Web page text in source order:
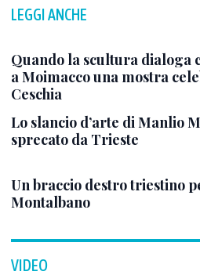
LEGGI ANCHE
Quando la scultura dialoga
a Moimacco una mostra
Ceschia
Lo slancio d’arte di Manlio
sprecato da Trieste
Un braccio destro triestino
Montalbano
VIDEO